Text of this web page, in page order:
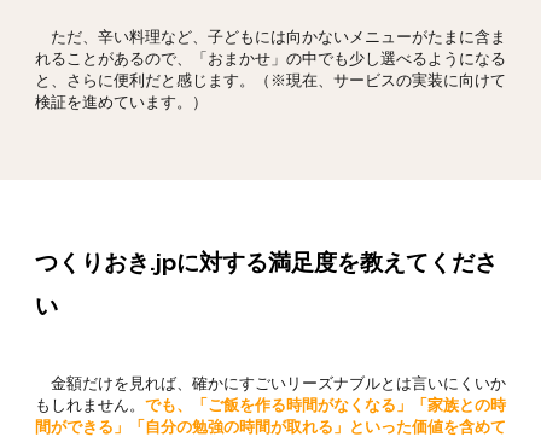
ただ、辛い料理など、子どもには向かないメニューがたまに含ま
れることがあるので、「おまかせ」の中でも少し選べるようになる
と、さらに便利だと感じます。（※現在、サービスの実装に向けて
検証を進めています。）
つくりおき.jpに対する満足度を教えてくださ
い
金額だけを見れば、確かにすごいリーズナブルとは言いにくいか
もしれません。 でも、「ご飯を作る時間がなくなる」「家族との時
間ができる」「自分の勉強の時間が取れる」といった価値を含めて